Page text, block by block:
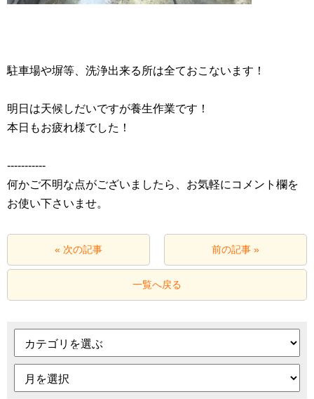
駐車場や塀等、洗浄出来る所は全ておこないます！
明日は天候しだいですが養生作業です！
本日もお疲れ様でした！
‐‐‐‐‐‐‐‐‐‐‐
何かご不明な点がございましたら、お気軽にコメント欄を
お使い下さいませ。
« 次の記事 前の記事 »
一覧へ戻る